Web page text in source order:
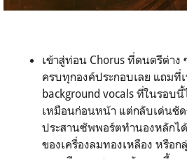
เข้าสู่ท่อน Chorus ที่ดนตรีต่าง
ครบทุกองค์ประกอบเลย แถมที่
background vocals ที่ในรอบ
เหมือนก่อนหน้า แต่กลับเด่นชัด
ประสานซัพพอร์ตทำนองหลักไ
ของเครื่องลมทองเหลือง หรือ